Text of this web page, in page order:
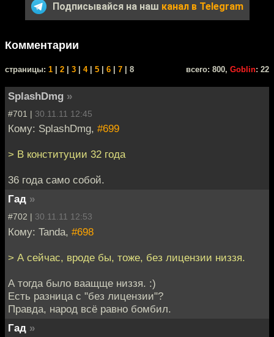
Подписывайся на наш канал в Telegram
Комментарии
cтраницы: 1 2 3 4| 5 6 7 | 8 всего: 800, Goblin: 22
SplashDmg »
#701 | 30.11.11 12:45
Кому: SplashDmg, #699
> В конституции 32 года
36 года само собой.
Гад »
#702 | 30.11.11 12:53
Кому: Tanda, #698
> А сейчас, вроде бы, тоже, без лицензии низзя.
А тогда было ваащще низзя. :)
Есть разница с "без лицензии"?
Правда, народ всё равно бомбил.
Гад »